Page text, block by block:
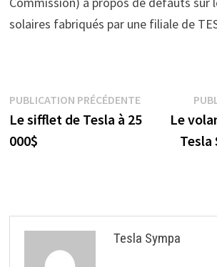
solaires fabriqués par une filiale de
Navigation
de
l’article
PUBLICATION PRÉCÉDENTEPublication
précédente :
Le sifflet de Tesla à 25
000$
Le
Tesla
Tesla Sympa